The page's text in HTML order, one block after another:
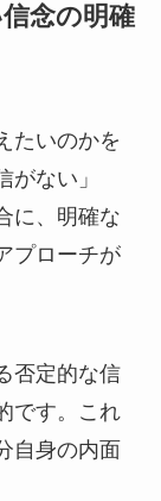
念の明確
たいのかを
ない」
に、明確な
プローチが
否定的な信
です。これ
自身の内面